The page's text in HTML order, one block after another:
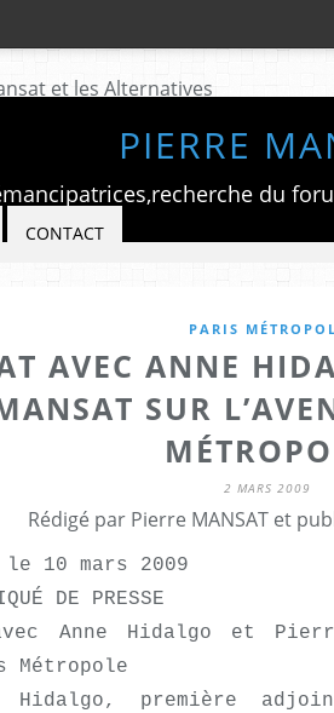
PIERRE
CONTACT
PARIS
AVEC ANNE
SUR
2 MARS 2009
Rédigé par Pierre MANSAT et
10 mars 2009
DE PRESSE
Anne Hidalgo et
Métropole
Hidalgo, première